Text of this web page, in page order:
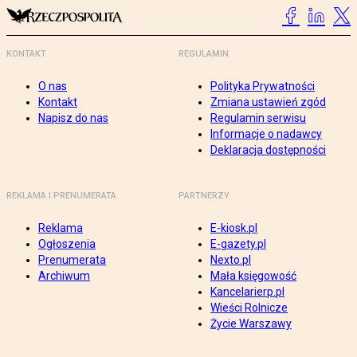
KONTAKT
O nas
Kontakt
Napisz do nas
REGULAMIN
Polityka Prywatności
Zmiana ustawień zgód
Regulamin serwisu
Informacje o nadawcy
Deklaracja dostępności
REKLAMA I PRENUMERATA
Reklama
Ogłoszenia
Prenumerata
Archiwum
PARTNERZY
E-kiosk.pl
E-gazety.pl
Nexto.pl
Mała księgowość
Kancelarierp.pl
Wieści Rolnicze
Życie Warszawy